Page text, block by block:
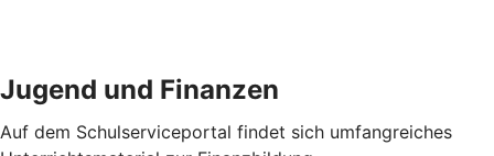
Jugend und Finanzen
Auf dem Schulserviceportal findet sich umfangreiches